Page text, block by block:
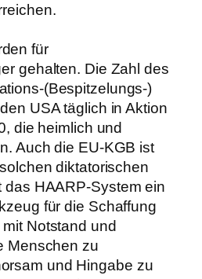
für
gehalten. Die Zahl des
(Bespitzelungs-)
USA täglich in Aktion
die heimlich und
Auch die EU-KGB ist
diktatorischen
das HAARP-System ein
für die Schaffung
Notstand und
Menschen zu
und Hingabe zu